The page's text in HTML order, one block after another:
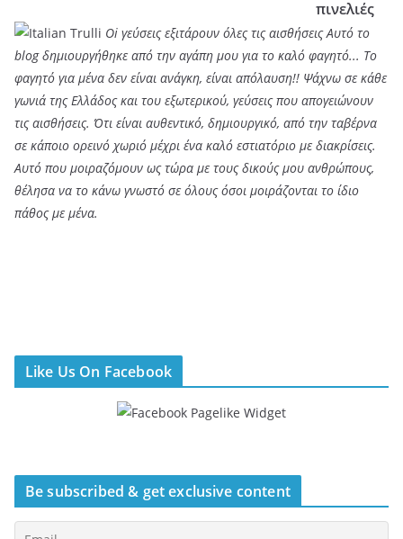
πινελιές
Oi γεύσεις εξιτάρουν όλες τις αισθήσεις Αυτό το
blog δημιουργήθηκε από την αγάπη μου για το καλό φαγητό... Tο
φαγητό για μένα δεν είναι ανάγκη, είναι απόλαυση!! Ψάχνω σε κάθε
γωνιά της Ελλάδος και του εξωτερικού, γεύσεις που απογειώνουν
τις αισθήσεις. Ότι είναι αυθεντικό, δημιουργικό, από την ταβέρνα
σε κάποιο ορεινό χωριό μέχρι ένα καλό εστιατόριο με διακρίσεις.
Αυτό που μοιραζόμουν ως τώρα με τους δικούς μου ανθρώπους,
θέλησα να το κάνω γνωστό σε όλους όσοι μοιράζονται το ίδιο
πάθος με μένα.
Like Us On Facebook
Be subscribed & get exclusive content